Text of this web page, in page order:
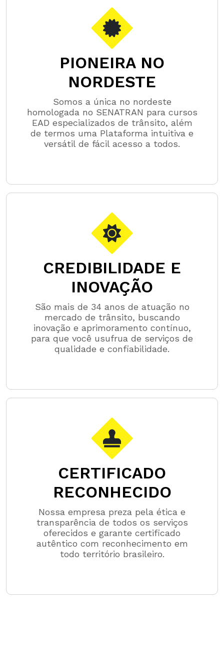
PIONEIRA NO
NORDESTE
Somos a única no nordeste
homologada no SENATRAN para cursos
EAD especializados de trânsito, além
de termos uma Plataforma intuitiva e
versátil de fácil acesso a todos.
CREDIBILIDADE E
INOVAÇÃO
São mais de 34 anos de atuação no
mercado de trânsito, buscando
inovação e aprimoramento contínuo,
para que você usufrua de serviços de
qualidade e confiabilidade.
CERTIFICADO
RECONHECIDO
Nossa empresa preza pela ética e
transparência de todos os serviços
oferecidos e garante certificado
autêntico com reconhecimento em
todo território brasileiro.